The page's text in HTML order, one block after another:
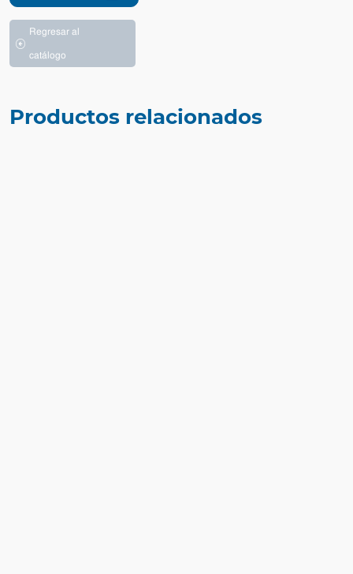
Regresar al
catálogo
Productos relacionados